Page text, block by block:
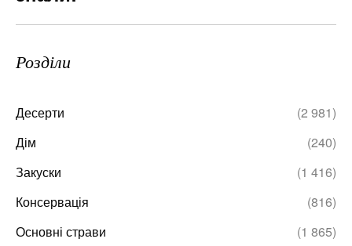
Розділи
Десерти
(2 981)
Дім
(240)
Закуски
(1 416)
Консервація
(816)
Основні страви
(1 865)